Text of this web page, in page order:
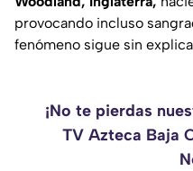
provocando incluso
fenómeno sigue sin
¡No te pierdas
TV Azteca Baja